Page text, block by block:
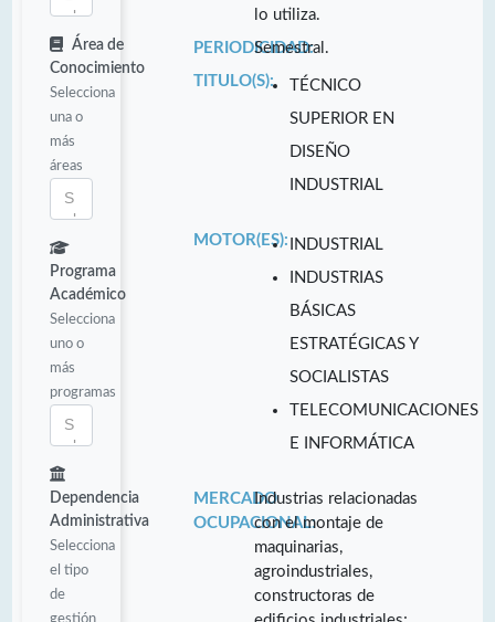
Área de
Conocimiento
Selecciona
una o
más
áreas
Programa
Académico
Selecciona
uno o
más
programas
Dependencia
Administrativa
Selecciona
el tipo
de
gestión
lo utiliza.
PERIODICIDAD:
Semestral.
TITULO(S):
TÉCNICO
SUPERIOR EN
DISEÑO
INDUSTRIAL
MOTOR(ES): INDUSTRIAL
INDUSTRIAS
BÁSICAS
ESTRATÉGICAS Y
SOCIALISTAS
TELECOMUNICACIONES
E INFORMÁTICA
MERCADO
OCUPACIONAL:
Industrias relacionadas
con el montaje de
maquinarias,
agroindustriales,
constructoras de